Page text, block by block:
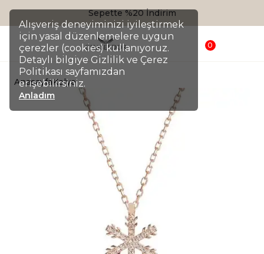
Alışveriş deneyiminizi iyileştirmek
için yasal düzenlemelere uygun
çerezler (cookies) kullanıyoruz.
Detaylı bilgiye Gizlilik ve Çerez
Politikası sayfamızdan
erişebilirsiniz.
Anladım
Sepette %20 İndirim
0
AnasayfaKolye